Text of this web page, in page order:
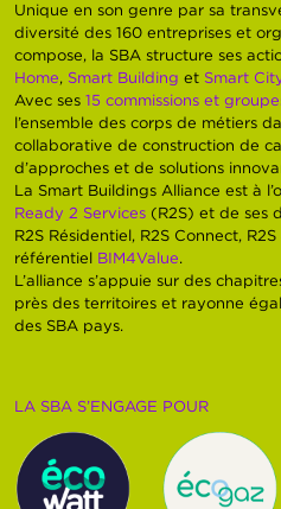
Unique en son genre par sa
diversité des 160 entreprises et
compose, la SBA structure ses
Home, Smart Building et Smart
Avec ses15 commissions et
l’ensemble des corps de métiers
collaborative de construction de
d’approches et de solutions
La Smart Buildings Alliance est à
Ready 2 Services (R2S) et de ses
R2S Résidentiel, R2S Connect,
référentiel BIM4Value.
L’alliance s’appuie sur des
près des territoires et rayonne
des SBA pays.
LA SBA S’ENGAGE POUR